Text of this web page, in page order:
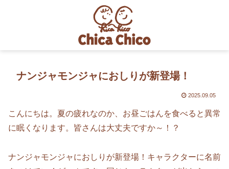
ナンジャモンジャにおしりが新登場！
2025.09.05
こんにちは。夏の疲れなのか、お昼ごはんを食べると異常
に眠くなります。皆さんは大丈夫ですか～！？
ナンジャモンジャにおしりが新登場！キャラクターに名前